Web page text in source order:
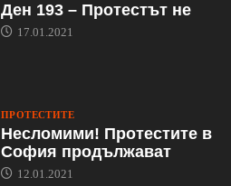
Ден 193 – Протестът не
17.01.2021
ПРОТЕСТИТЕ
Несломими! Протестите в
София продължават
12.01.2021